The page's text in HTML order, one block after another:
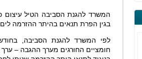
בגין הפרת תנאים בהיתר ההזרמה לים
חומציים החורגים מערך ההגבה –